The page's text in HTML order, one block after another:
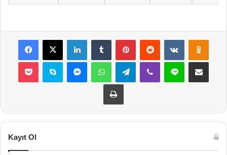
Facebook
X LinkedInTumblr PinterestReddit VKontakte
Pocket Skype MessengerWhatsAppTelegramViber Line E-Posta ile
Yazdır
Kayıt Ol